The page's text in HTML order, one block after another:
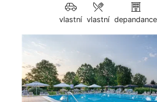
vlastní vlastní depandance